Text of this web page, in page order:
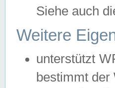
Siehe auch
Weitere
unterstützt
bestimmt der